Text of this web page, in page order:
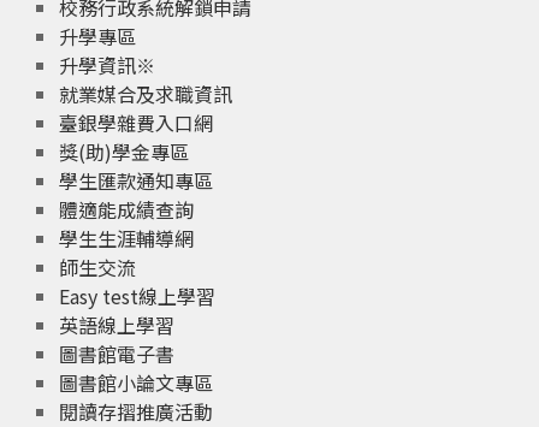
校務行政系統解鎖申請
升學專區
升學資訊※
就業媒合及求職資訊
臺銀學雜費入口網
獎(助)學金專區
學生匯款通知專區
體適能成績查詢
學生生涯輔導網
師生交流
Easy test線上學習
英語線上學習
圖書館電子書
圖書館小論文專區
閱讀存摺推廣活動